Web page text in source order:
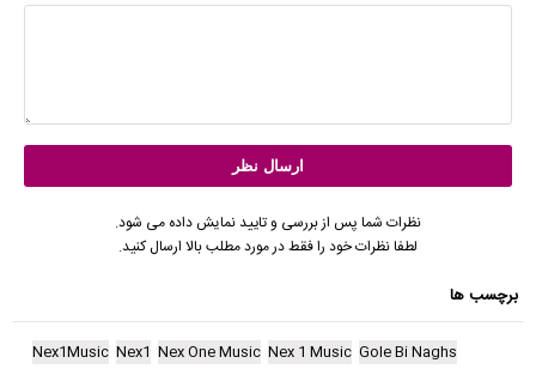
نظرات شما پس از بررسی و تایید نمایش داده می شود.
لطفا نظرات خود را فقط در مورد مطلب بالا ارسال کنید.
برچسب ها
Gole Bi Naghs
Nex 1 Music
Nex One Music
Nex1
Nex1Music